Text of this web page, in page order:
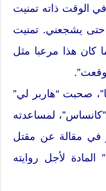
الوقت ذاته تمنيت
يشجعني. تمنيت
كان هذا مرعبا مثل
صحبت “هاربر لي”
لمساعدته
في مقالة عن مقتل
لأجل روايته